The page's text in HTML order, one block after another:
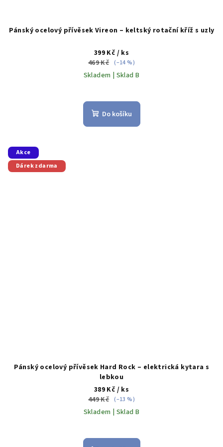
Pánský ocelový přívěsek Vireon – keltský rotační kříž s uzly
399 Kč / ks
469 Kč (–14 %)
Skladem | Sklad B
hodnocení
produktu
Do košíku
Akce
Dárek zdarma
Pánský ocelový přívěsek Hard Rock – elektrická kytara s
lebkou
389 Kč / ks
449 Kč (–13 %)
Skladem | Sklad B